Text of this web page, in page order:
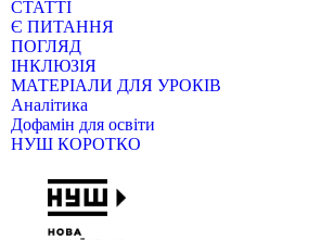
СТАТТІ
Є ПИТАННЯ
ПОГЛЯД
ІНКЛЮЗІЯ
МАТЕРІАЛИ ДЛЯ УРОКІВ
Аналітика
Дофамін для освіти
НУШ КОРОТКО